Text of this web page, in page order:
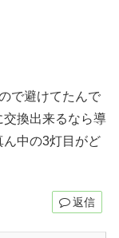
で避けてたんで
換出来るなら導
ん中の3灯目がど
返信